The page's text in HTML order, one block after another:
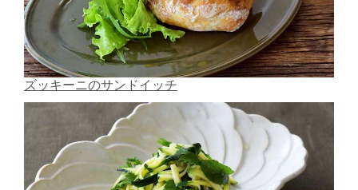
ズッキーニのサンドイッチ